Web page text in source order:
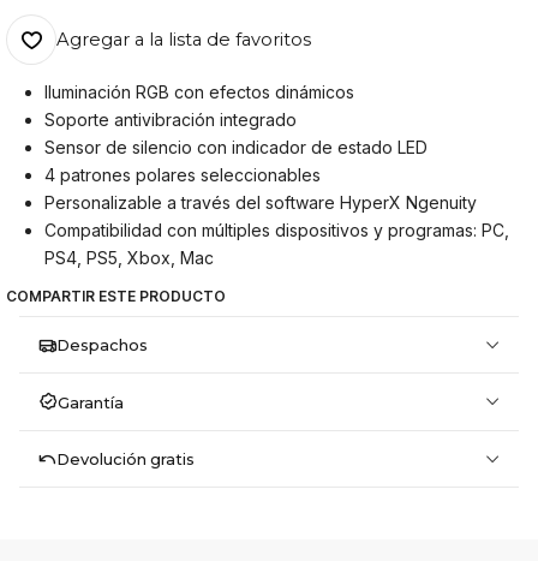
Agregar a la lista de favoritos
Iluminación RGB con efectos dinámicos
Soporte antivibración integrado
Sensor de silencio con indicador de estado LED
4 patrones polares seleccionables
Personalizable a través del software HyperX Ngenuity
Compatibilidad con múltiples dispositivos y programas: PC,
PS4, PS5, Xbox, Mac
COMPARTIR ESTE PRODUCTO
Despachos
Garantía
Devolución gratis